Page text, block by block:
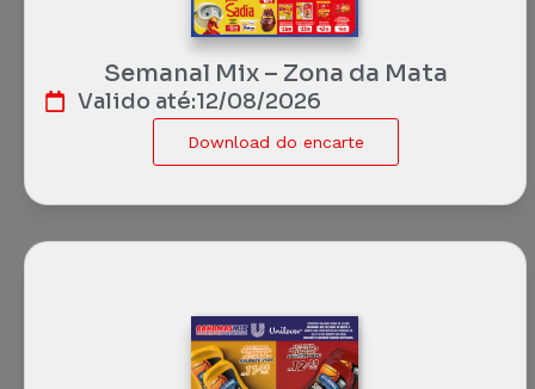
Semanal Mix – Zona da Mata
Valido até:12/08/2026
Download do encarte